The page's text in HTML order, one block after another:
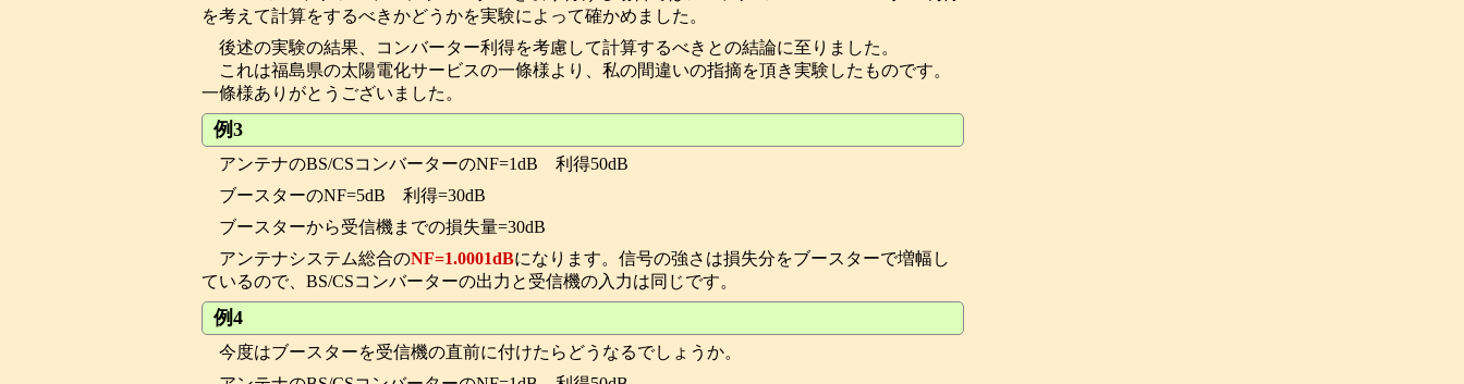
を考えて計算をするべきかどうかを実験によって確かめました。
後述の実験の結果、コンバーター利得を考慮して計算するべきとの結論に至りました。
これは福島県の太陽電化サービスの一條様より、私の間違いの指摘を頂き実験したものです。
一條様ありがとうございました。
例3
アンテナのBS/CSコンバーターのNF=1dB 利得50dB
ブースターのNF=5dB 利得=30dB
ブースターから受信機までの損失量=30dB
アンテナシステム総合のNF=1.0001dBになります。信号の強さは損失分をブースターで増幅し
ているので、BS/CSコンバーターの出力と受信機の入力は同じです。
例4
今度はブースターを受信機の直前に付けたらどうなるでしょうか。